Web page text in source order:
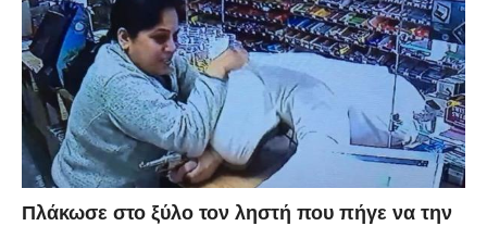
Πλάκωσε στο ξύλο τον ληστή που πήγε να την